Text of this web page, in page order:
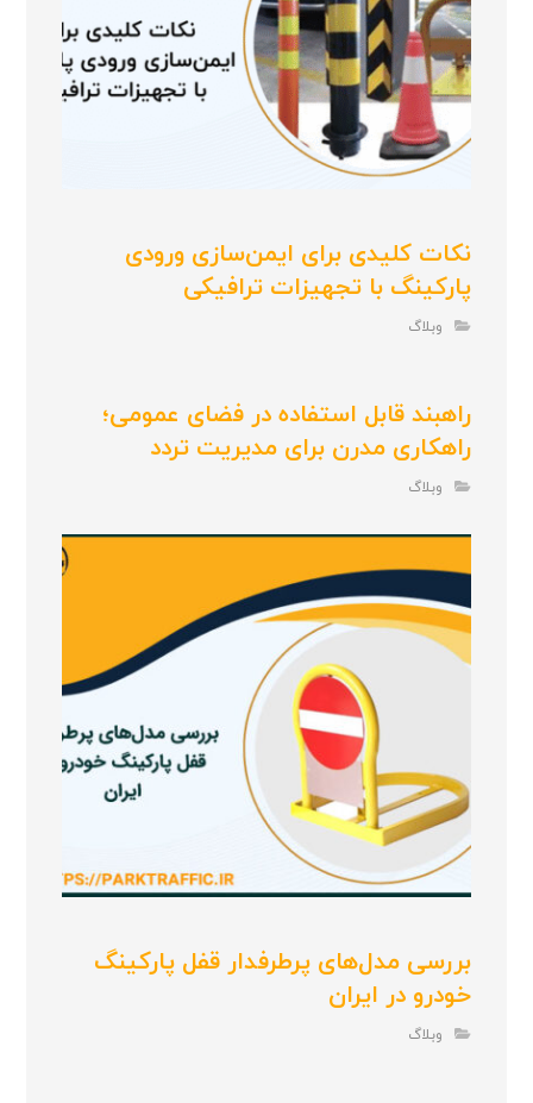
نکات کلیدی برای ایمن‌سازی ورودی
پارکینگ با تجهیزات ترافیکی
وبلاگ
راهبند قابل استفاده در فضای عمومی؛
راهکاری مدرن برای مدیریت تردد
وبلاگ
بررسی مدل‌های پرطرفدار قفل پارکینگ
خودرو در ایران
وبلاگ